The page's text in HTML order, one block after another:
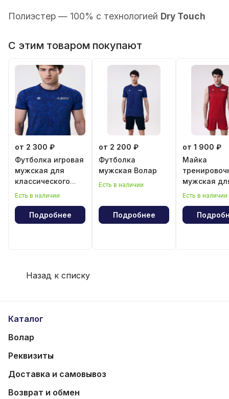
Полиэстер — 100% с технологией Dry Touch
С этим товаром покупают
от 2 300 ₽
Футболка игровая
мужская для
классического
волейбола
Есть в наличии
Подробнее
от 2 200 ₽
Футболка
мужская Волар
Есть в наличии
Подробнее
от 1 900 ₽
Майка
мужская
Есть в наличии
Назад к списку
Каталог
Волар
Реквизиты
Доставка и самовывоз
Возврат и обмен